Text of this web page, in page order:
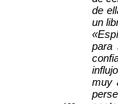
de
un
para
muy